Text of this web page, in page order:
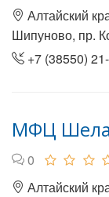
Алтайский
Шипуново, пр.
+7 (38550)
МФЦ
0
Алтайский